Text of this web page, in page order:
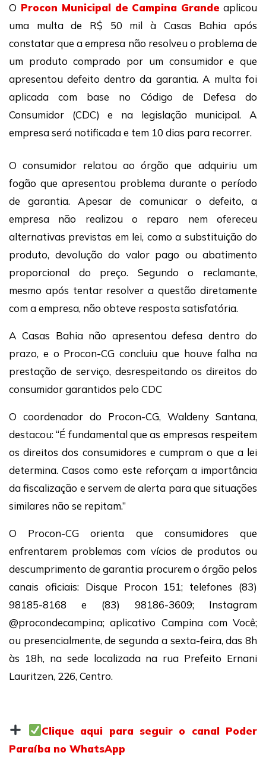
O Procon Municipal de Campina Grande aplicou
uma multa de R$ 50 mil à Casas Bahia após
constatar que a empresa não resolveu o problema de
um produto comprado por um consumidor e que
apresentou defeito dentro da garantia. A multa foi
aplicada com base no Código de Defesa do
Consumidor (CDC) e na legislação municipal. A
empresa será notificada e tem 10 dias para recorrer.
O consumidor relatou ao órgão que adquiriu um
fogão que apresentou problema durante o período
de garantia. Apesar de comunicar o defeito, a
empresa não realizou o reparo nem ofereceu
alternativas previstas em lei, como a substituição do
produto, devolução do valor pago ou abatimento
proporcional do preço. Segundo o reclamante,
mesmo após tentar resolver a questão diretamente
com a empresa, não obteve resposta satisfatória.
A Casas Bahia não apresentou defesa dentro do
prazo, e o Procon-CG concluiu que houve falha na
prestação de serviço, desrespeitando os direitos do
consumidor garantidos pelo CDC
O coordenador do Procon-CG, Waldeny Santana,
destacou: “É fundamental que as empresas respeitem
os direitos dos consumidores e cumpram o que a lei
determina. Casos como este reforçam a importância
da fiscalização e servem de alerta para que situações
similares não se repitam.”
O Procon-CG orienta que consumidores que
enfrentarem problemas com vícios de produtos ou
descumprimento de garantia procurem o órgão pelos
canais oficiais: Disque Procon 151; telefones (83)
98185-8168 e (83) 98186-3609; Instagram
@procondecampina; aplicativo Campina com Você;
ou presencialmente, de segunda a sexta-feira, das 8h
às 18h, na sede localizada na rua Prefeito Ernani
Lauritzen, 226, Centro.
Clique aqui para seguir o canal Poder
Paraíba no WhatsApp